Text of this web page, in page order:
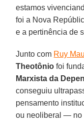
estamos
foi a Nova
e a pertinência de
Junto com Ruy
Theotônio foi
Marxista da
conseguiu
pensamento
ou neoliberal — no